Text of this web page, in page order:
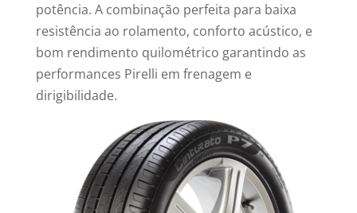
potência. A combinação perfeita para baixa
resistência ao rolamento, conforto acústico, e
bom rendimento quilométrico garantindo as
performances Pirelli em frenagem e
dirigibilidade.